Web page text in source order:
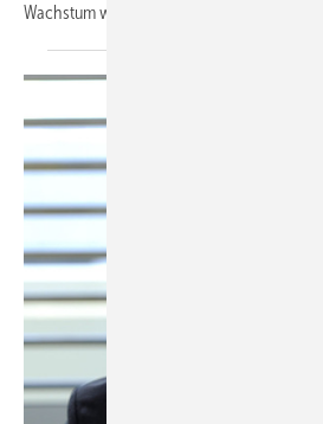
Wachstum wird vor allem